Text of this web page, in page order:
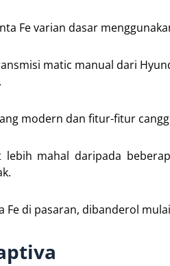
Fe varian dasar
matic manual dari
modern dan fitur-fitur
lebih mahal daripada
Fe di pasaran, dibanderol